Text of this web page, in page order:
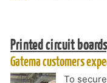
Printed circuit
Gatema customers
To